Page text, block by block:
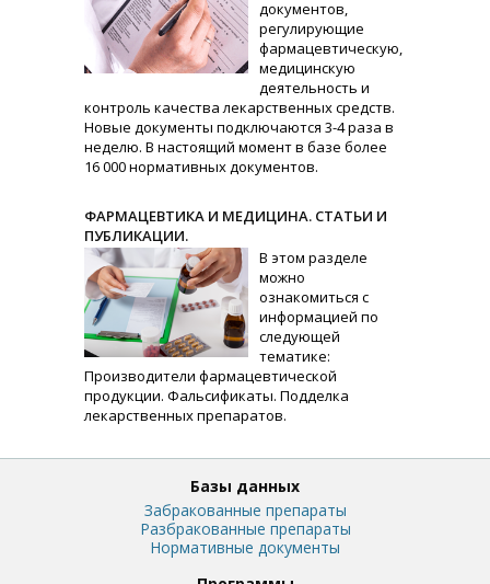
документов,
регулирующие
фармацевтическую,
медицинскую
деятельность и
контроль качества лекарственных средств.
Новые документы подключаются 3-4 раза в
неделю. В настоящий момент в базе более
16 000 нормативных документов.
ФАРМАЦЕВТИКА И МЕДИЦИНА. СТАТЬИ И
ПУБЛИКАЦИИ.
В этом разделе
можно
ознакомиться с
информацией по
следующей
тематике:
Производители фармацевтической
продукции. Фальсификаты. Подделка
лекарственных препаратов.
Базы данных
Забракованные препараты
Разбракованные препараты
Нормативные документы